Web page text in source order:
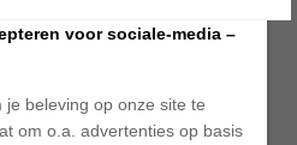
voor sociale-media –
beleving op onze site te
om o.a. advertenties op basis